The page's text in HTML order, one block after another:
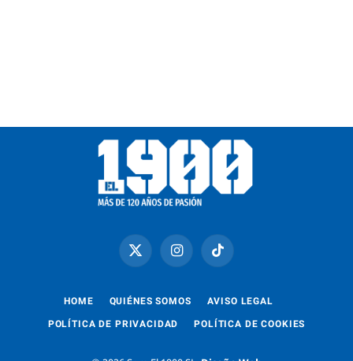
X
(Twitter)
InstagramTikTok
HOME QUIÉNES SOMOS AVISO LEGAL
POLÍTICA DE PRIVACIDAD POLÍTICA DE COOKIES